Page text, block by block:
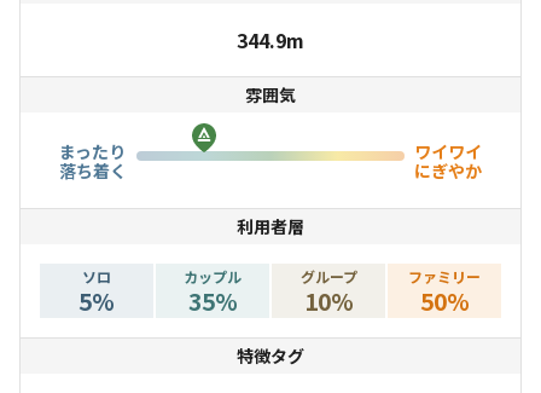
344.9m
雰囲気
まったり
落ち着く
ワイワイ
にぎやか
利用者層
ソロ
5%
カップル
35%
グループ
10%
ファミリー
50%
特徴タグ